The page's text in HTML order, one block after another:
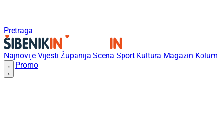
Pretraga
Najnovije Vijesti Županija Scena Sport Kultura Magazin
Promo